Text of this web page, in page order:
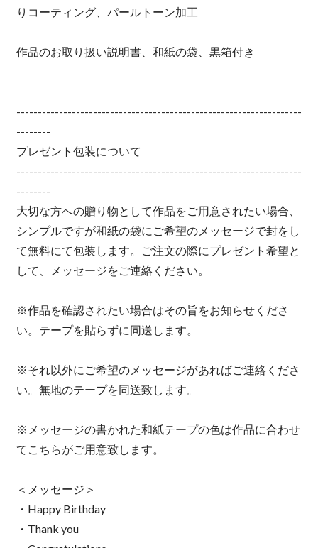
りコーティング、パールトーン加工
作品のお取り扱い説明書、和紙の袋、黒箱付き
-------------------------------------------------------------------
--------
プレゼント包装について
-------------------------------------------------------------------
--------
大切な方への贈り物として作品をご用意されたい場合、
シンプルですが和紙の袋にご希望のメッセージで封をし
て無料にて包装します。ご注文の際にプレゼント希望と
して、メッセージをご連絡ください。
※作品を確認されたい場合はその旨をお知らせくださ
い。テープを貼らずに同送します。
※それ以外にご希望のメッセージがあればご連絡くださ
い。無地のテープを同送致します。
※メッセージの書かれた和紙テープの色は作品に合わせ
てこちらがご用意致します。
＜メッセージ＞
・Happy Birthday
・Thank you